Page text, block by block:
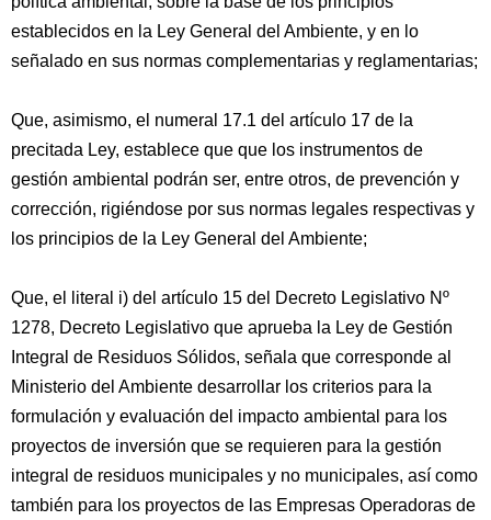
establecidos en la Ley General del Ambiente, y en lo
señalado en sus normas complementarias y reglamentarias;
Que, asimismo, el numeral 17.1 del artículo 17 de la
precitada Ley, establece que que los instrumentos de
gestión ambiental podrán ser, entre otros, de prevención y
corrección, rigiéndose por sus normas legales respectivas y
los principios de la Ley General del Ambiente;
Que, el literal i) del artículo 15 del Decreto Legislativo Nº
1278, Decreto Legislativo que aprueba la Ley de Gestión
Integral de Residuos Sólidos, señala que corresponde al
Ministerio del Ambiente desarrollar los criterios para la
formulación y evaluación del impacto ambiental para los
proyectos de inversión que se requieren para la gestión
integral de residuos municipales y no municipales, así como
también para los proyectos de las Empresas Operadoras de